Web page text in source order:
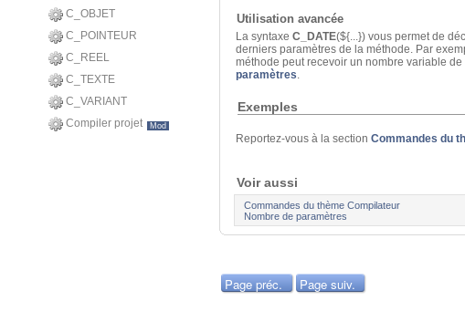
C_OBJET
C_POINTEUR
C_REEL
C_TEXTE
C_VARIANT
Compiler projet
Mod
Utilisation avancée
La syntaxe C_DATE(${...}) vous permet de
derniers paramètres de la méthode. Par
méthode peut recevoir un nombre variable
paramètres.
Exemples
Reportez-vous à la section Commandes du
Voir aussi
Commandes du thème Compilateur
Nombre de paramètres
Page préc. Page suiv.